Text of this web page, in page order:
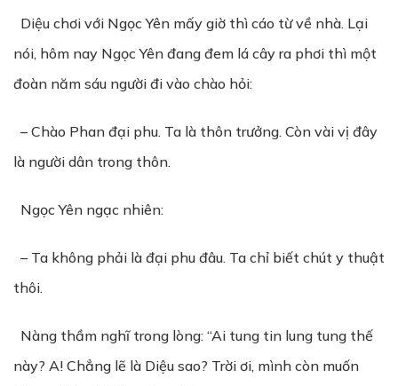
Diệu chơi với Ngọc Yên mấy giờ thì cáo từ về nhà. Lại
nói, hôm nay Ngọc Yên đang đem lá cây ra phơi thì một
đoàn năm sáu người đi vào chào hỏi:
– Chào Phan đại phu. Ta là thôn trưởng. Còn vài vị đây
là người dân trong thôn.
Ngọc Yên ngạc nhiên:
– Ta không phải là đại phu đâu. Ta chỉ biết chút y thuật
thôi.
Nàng thầm nghĩ trong lòng: “Ai tung tin lung tung thế
này? A! Chẳng lẽ là Diệu sao? Trời ơi, mình còn muốn